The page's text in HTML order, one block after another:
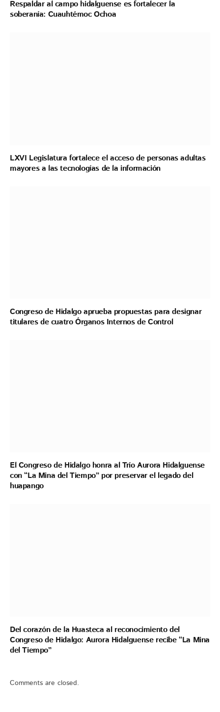
Respaldar al campo hidalguense es fortalecer la
soberanía: Cuauhtémoc Ochoa
LXVI Legislatura fortalece el acceso de personas adultas
mayores a las tecnologías de la información
Congreso de Hidalgo aprueba propuestas para designar
titulares de cuatro Órganos Internos de Control
El Congreso de Hidalgo honra al Trío Aurora Hidalguense
con “La Mina del Tiempo” por preservar el legado del
huapango
Del corazón de la Huasteca al reconocimiento del
Congreso de Hidalgo: Aurora Hidalguense recibe “La Mina
del Tiempo”
Comments are closed.